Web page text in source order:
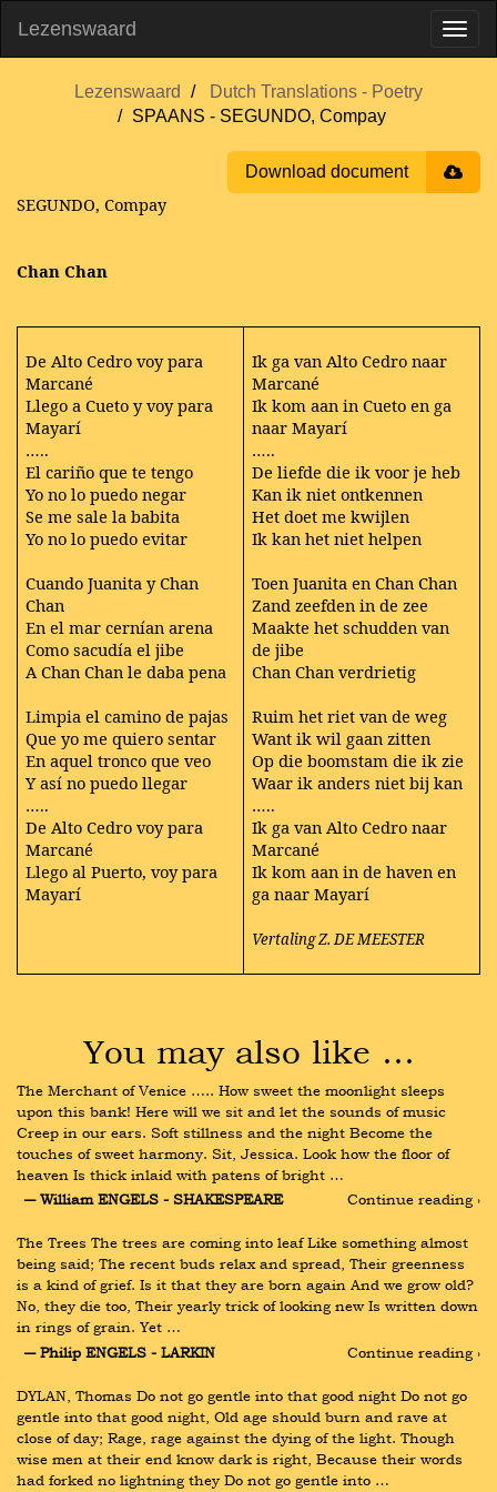
Lezenswaard
Lezenswaard
Dutch Translations - Poetry
SPAANS - SEGUNDO, Compay
Download document
SEGUNDO, Compay
Chan Chan
De Alto Cedro voy para
Marcané
Llego a Cueto y voy para
Mayarí
…..
El cariño que te tengo
Yo no lo puedo negar
Se me sale la babita
Yo no lo puedo evitar
Cuando Juanita y Chan
Chan
En el mar cernían arena
Como sacudía el jibe
A Chan Chan le daba pena
Limpia el camino de pajas
Que yo me quiero sentar
En aquel tronco que veo
Y así no puedo llegar
…..
De Alto Cedro voy para
Marcané
Llego al Puerto, voy para
Mayarí
Ik ga van Alto Cedro naar
Marcané
Ik kom aan in Cueto en ga
naar Mayarí
…..
De liefde die ik voor je heb
Kan ik niet ontkennen
Het doet me kwijlen
Ik kan het niet helpen
Toen Juanita en Chan Chan
Zand zeefden in de zee
Maakte het schudden van
de jibe
Chan Chan verdrietig
Ruim het riet van de weg
Want ik wil gaan zitten
Op die boomstam die ik zie
Waar ik anders niet bij kan
…..
Ik ga van Alto Cedro naar
Marcané
Ik kom aan in de haven en
ga naar Mayarí
Vertaling Z. DE MEESTER
You may also like …
The Merchant of Venice ….. How sweet the moonlight sleeps
upon this bank! Here will we sit and let the sounds of music
Creep in our ears. Soft stillness and the night Become the
touches of sweet harmony. Sit, Jessica. Look how the floor of
heaven Is thick inlaid with patens of bright …
― William ENGELS - SHAKESPEARE
Continue reading ›
The Trees The trees are coming into leaf Like something almost
being said; The recent buds relax and spread, Their greenness
is a kind of grief. Is it that they are born again And we grow old?
No, they die too, Their yearly trick of looking new Is written down
in rings of grain. Yet …
― Philip ENGELS - LARKIN
Continue reading ›
DYLAN, Thomas Do not go gentle into that good night Do not go
gentle into that good night, Old age should burn and rave at
close of day; Rage, rage against the dying of the light. Though
wise men at their end know dark is right, Because their words
had forked no lightning they Do not go gentle into …